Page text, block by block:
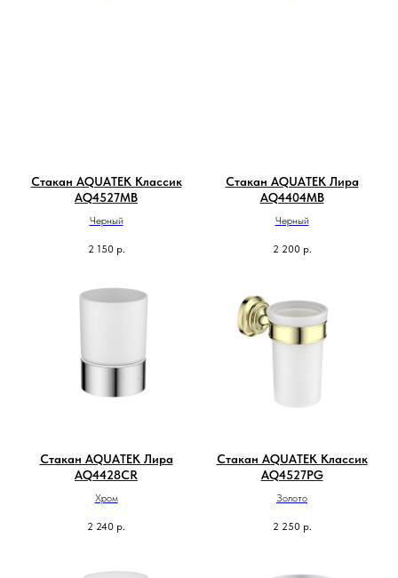
Стакан AQUATEK Классик
AQ4527MB
Черный
2 150 р.
Стакан AQUATEK Лира
AQ4404MB
Черный
2 200 р.
Стакан AQUATEK Лира
AQ4428CR
Хром
2 240 р.
Стакан AQUATEK Классик
AQ4527PG
Золото
2 250 р.